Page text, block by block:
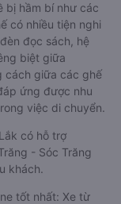
bị hầm bí như các
có nhiều tiện nghi
đọc sách, hệ
biệt giữa
cách giữa các ghế
ứng được nhu
việc di chuyển.
có hỗ trợ
- Sóc Trăng
khách.
tốt nhất: Xe từ